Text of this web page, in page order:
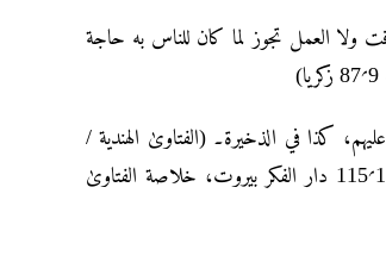
ولا العمل تجوز لما کان للناس به حاجة
کذا في الذخیرة۔ (الفتاویٰ الهندیة /
الفصل الرابع في فساد الإجارة 4؍450 زکریا، کذا في المبسوط للإمام السرخسي/ باب السمسار 15؍115 دار الفکر بیروت، خلاصة الفتاویٰ